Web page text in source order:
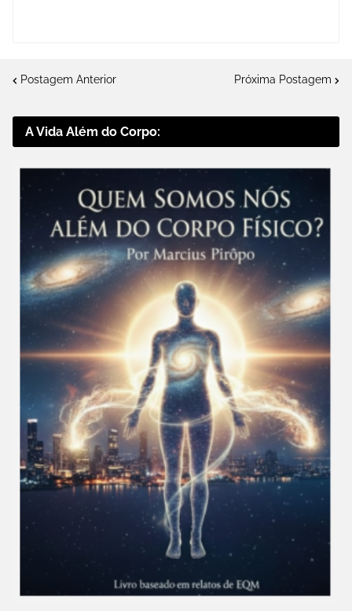
Postagem Anterior Próxima Postagem
A Vida Além do Corpo: